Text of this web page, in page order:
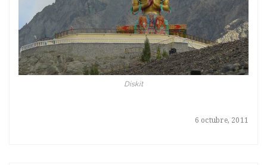
6 octubre, 2011
Diskit